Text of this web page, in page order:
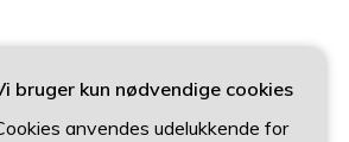
bruger kun nødvendige cookies
anvendes udelukkende for